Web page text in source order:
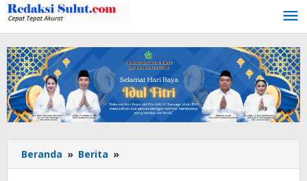
Lewati
ke
konten
Beranda » Berita »
Bersama